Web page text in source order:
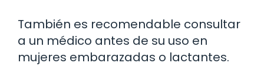
También es recomendable consultar
a un médico antes de su uso en
mujeres embarazadas o lactantes.